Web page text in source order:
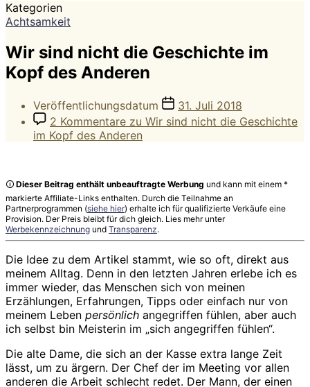
Kategorien
Achtsamkeit
Wir sind nicht die Geschichte im
Kopf des Anderen
Veröffentlichungsdatum
31. Juli 2018
2 Kommentare zu Wir sind nicht die Geschichte
im Kopf des Anderen
🛈 Dieser Beitrag enthält unbeauftragte Werbung und kann mit einem *
markierte Affiliate-Links enthalten. Durch die Teilnahme an
Partnerprogrammen (siehe hier) erhalte ich für qualifizierte Verkäufe eine
Provision. Der Preis bleibt für dich gleich. Lies mehr unter
Werbekennzeichnung und Transparenz.
Die Idee zu dem Artikel stammt, wie so oft, direkt aus
meinem Alltag. Denn in den letzten Jahren erlebe ich es
immer wieder, das Menschen sich von meinen
Erzählungen, Erfahrungen, Tipps oder einfach nur von
meinem Leben persönlich angegriffen fühlen, aber auch
ich selbst bin Meisterin im „sich angegriffen fühlen“.
Die alte Dame, die sich an der Kasse extra lange Zeit
lässt, um zu ärgern. Der Chef der im Meeting vor allen
anderen die Arbeit schlecht redet. Der Mann, der einen